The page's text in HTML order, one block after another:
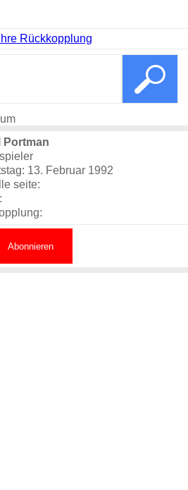
Rückkopplung
Portman
13. Februar 1992
seite:
Abonnieren